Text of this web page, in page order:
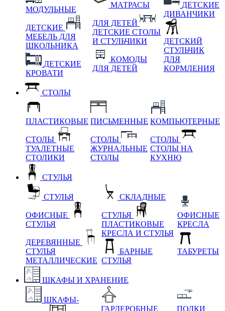
МОДУЛЬНЫЕ
ДЕТСКИЕ
МЕБЕЛЬ ДЛЯ
ШКОЛЬНИКА
ДЕТСКИЕ
КРОВАТИ
МАТРАСЫ
ДЛЯ ДЕТЕЙ
ДЕТСКИЕ СТОЛЫ
И СТУЛЬЧИКИ
КОМОДЫ
ДЛЯ ДЕТЕЙ
ДЕТСКИЕ
ДИВАНЧИКИ
ДЕТСКИЙ
СТУЛЬЧИК
ДЛЯ
КОРМЛЕНИЯ
СТОЛЫ
ПЛАСТИКОВЫЕ
СТОЛЫ
ТУАЛЕТНЫЕ
СТОЛИКИ
ПИСЬМЕННЫЕ
СТОЛЫ
ЖУРНАЛЬНЫЕ
СТОЛЫ
КОМПЬЮТЕРНЫЕ
СТОЛЫ
СТОЛЫ НА
КУХНЮ
СТУЛЬЯ
СТУЛЬЯ
ОФИСНЫЕ
СТУЛЬЯ
ДЕРЕВЯННЫЕ
СТУЛЬЯ
МЕТАЛЛИЧЕСКИЕ
СКЛАДНЫЕ
СТУЛЬЯ
ПЛАСТИКОВЫЕ
КРЕСЛА И СТУЛЬЯ
БАРНЫЕ
СТУЛЬЯ
ОФИСНЫЕ
КРЕСЛА
ТАБУРЕТЫ
ШКАФЫ И ХРАНЕНИЕ
ШКАФЫ-
ГАРДЕРОБНЫЕ
ПОЛКИ